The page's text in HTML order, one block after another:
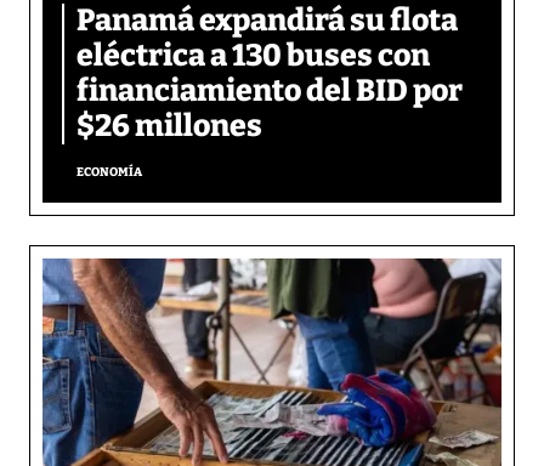
Panamá expandirá su flota
eléctrica a 130 buses con
financiamiento del BID por
$26 millones
ECONOMÍA